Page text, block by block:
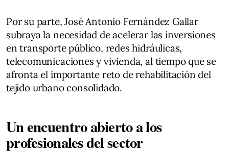
Por su parte, José Antonio Fernández Gallar
subraya la necesidad de acelerar las inversiones
en transporte público, redes hidráulicas,
telecomunicaciones y vivienda, al tiempo que se
afronta el importante reto de rehabilitación del
tejido urbano consolidado.
Un encuentro abierto a los
profesionales del sector